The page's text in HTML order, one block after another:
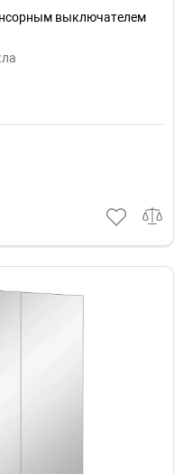
выключателем